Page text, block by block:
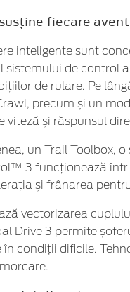
fiecare
inteligente sunt
sistemului de control
de rulare. Pe
precum și un
viteză și răspunsul
un Trail Toolbox,
3 funcționează
și frânarea
vectorizarea
Drive 3 permite
condiții dificile.